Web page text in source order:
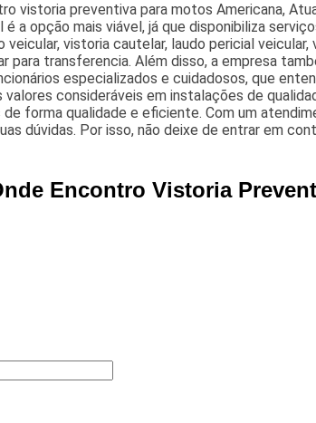
vistoria preventiva para motos Americana,
a opção mais viável, já que disponibiliza
vistoria cautelar, laudo pericial
para transferencia. Além disso, a empresa
especializados e cuidadosos, que
consideráveis em instalações de
forma qualidade e eficiente. Com um
dúvidas. Por isso, não deixe de entrar em
Encontro Vistoria